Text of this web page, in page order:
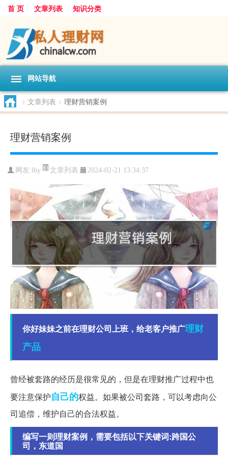
首 页 文章列表 知识分类
网站导航
> 文章列表 > 理财营销案例
理财营销案例
网友: lby 文章列表 2024-02-21 13:34:37
你好妹妹之前在理财公司上班，给老客户推广理财
产品
曾经被套路的经历是很常见的，但是在理财推广过程中也
要注意保护自己的权益。如果被公司套路，可以考虑向公
司追偿，维护自己的合法权益。
编写一则理财案例，需要包括以下关键词:跨国公
司，东道国